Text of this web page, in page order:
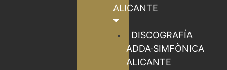
ALICANTE
DISCOGRAFÍA
ADDA·SIMFÒNICA
ALICANTE